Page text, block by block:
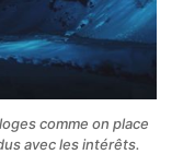
comme on place
avec les intérêts.